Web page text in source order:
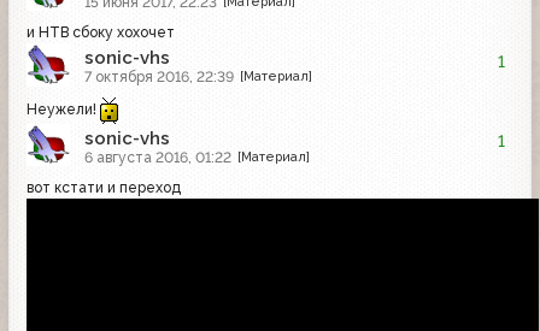
и НТВ сбоку хохочет
sonic-vhs
7 октября 2016, 22:39 [Материал]
1
Неужели!
sonic-vhs
6 августа 2016, 01:22 [Материал]
1
вот кстати и переход